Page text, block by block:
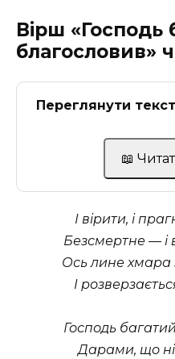
Вірш «Господь
благословив»
Переглянути
📖
I вiрити, i
Безсмертне — i
Ось лине хмара
I
Господь
Дарами, що